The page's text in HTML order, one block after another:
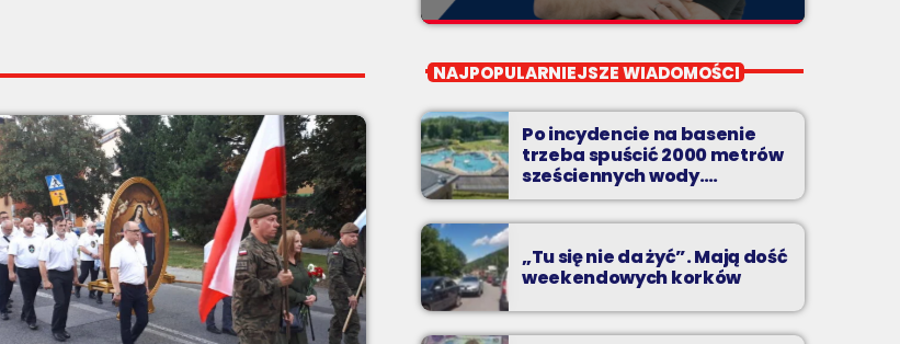
Z kina wzięte
Z Kina Wzięte to audycja w której film
występuje roli głównej.
NAJPOPULARNIEJSZE WIADOMOŚCI
Po incydencie na basenie
trzeba spuścić 2000 metrów
sześciennych wody.
„Ogromne koszty i ogromna
praca”
„Tu się nie da żyć”. Mają dość
weekendowych korków